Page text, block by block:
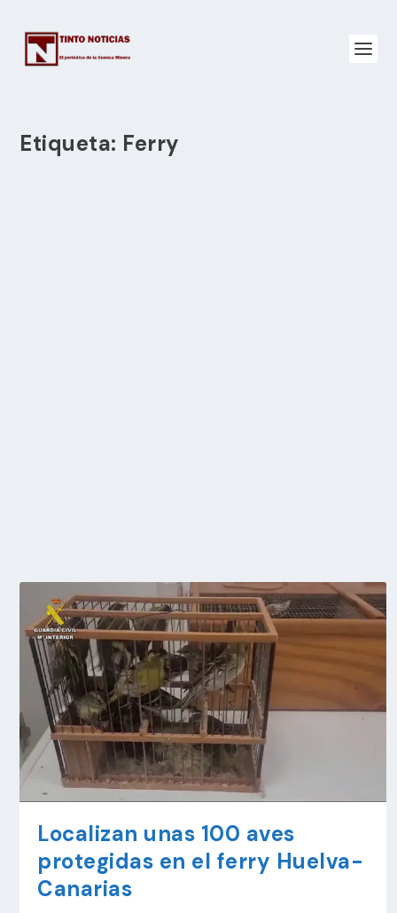
Etiqueta: Ferry
Localizan unas 100 aves
protegidas en el ferry Huelva-
Canarias